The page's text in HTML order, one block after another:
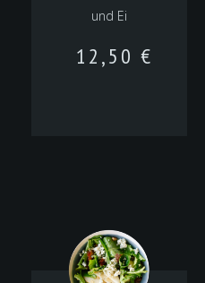
und Ei
12,50 €